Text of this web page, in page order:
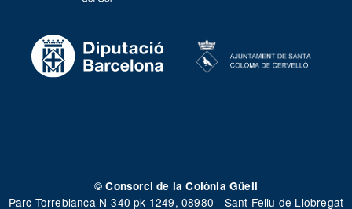
© Consorci de la Colònia Güell
Parc Torreblanca N-340 pk 1249, 08980 - Sant Feliu de Llobregat